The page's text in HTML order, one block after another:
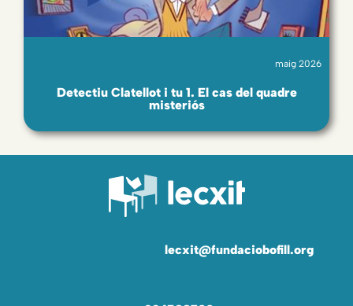
maig 2026
Detectiu Clatellot i tu 1. El cas del quadre
misteriós
lecxit@fundaciobofill.org